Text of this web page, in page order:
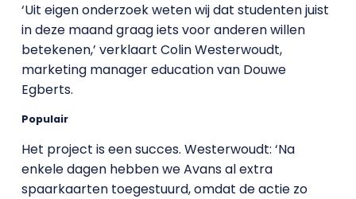
‘Uit eigen onderzoek weten wij dat studenten juist
in deze maand graag iets voor anderen willen
betekenen,’ verklaart Colin Westerwoudt,
marketing manager education van Douwe
Egberts.
Populair
Het project is een succes. Westerwoudt: ‘Na
enkele dagen hebben we Avans al extra
spaarkaarten toegestuurd, omdat de actie zo